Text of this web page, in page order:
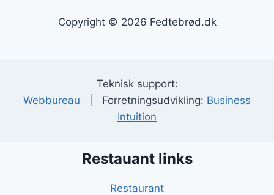
Copyright © 2026 Fedtebrød.dk
Teknisk support:
Webbureau | Forretningsudvikling: Business
Intuition
Restauant links
Restaurant